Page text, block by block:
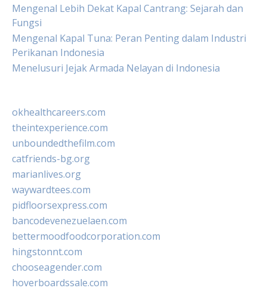
Mengenal Lebih Dekat Kapal Cantrang: Sejarah dan
Fungsi
Mengenal Kapal Tuna: Peran Penting dalam Industri
Perikanan Indonesia
Menelusuri Jejak Armada Nelayan di Indonesia
okhealthcareers.com
theintexperience.com
unboundedthefilm.com
catfriends-bg.org
marianlives.org
waywardtees.com
pidfloorsexpress.com
bancodevenezuelaen.com
bettermoodfoodcorporation.com
hingstonnt.com
chooseagender.com
hoverboardssale.com